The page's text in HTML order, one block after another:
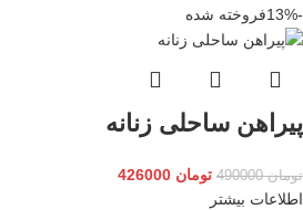
-13% فروخته شده
پیراهن ساحلی زنانه
تومان490000 تومان
اطلاعات بیشتر